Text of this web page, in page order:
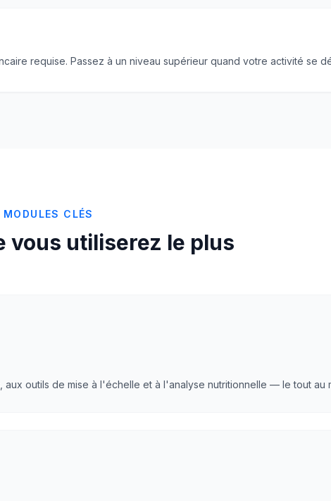
requise. Passez à un niveau supérieur quand votre activité se
MODULES CLÉS
vous utiliserez le plus
outils de mise à l'échelle et à l'analyse nutritionnelle — le tout au